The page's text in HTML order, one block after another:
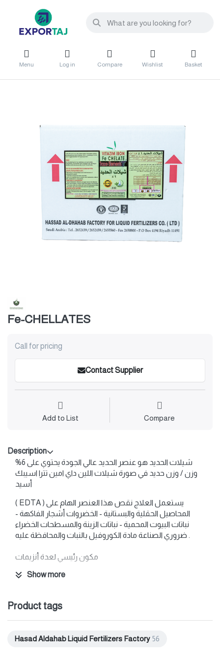
Menu Log in Compare Wishlist Basket
Fe-CHELLATES
Call for pricing
Contact Supplier
Add to List Compare
Description
شيلات الحديد هو عنصر الحديد عالي الجودة يحتوي على 6%
وزن / وزن حديد في صورة شيلات اللين داي امين تترا اسيبك
أسيد
( EDTA ) يستعمل العلاج نقص هذا العنصر الهام على
المحاصيل الحقلية والبستانية - الخضروات أشجار الفاكهة -
نباتات البيوت المحمية - نباتات الزينة والمسطحات الخضراء
ضروري الصناعة مادة الكوروفيل بالنبات والمحافظة عليه .
بلعب دوراً رئيسياً في تمثيل الحامض النووى
Show more
Product tags
Hasad Aldahab Liquid Fertilizers Factory 56